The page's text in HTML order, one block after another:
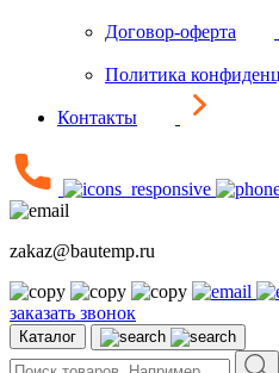
Договор-оферта
Политика
Контакты
zakaz@bautemp.ru
заказать звонок
Каталог